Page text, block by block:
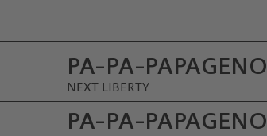
PA-PA-PAPAGENO
NEXT LIBERTY
PA-PA-PAPAGENO